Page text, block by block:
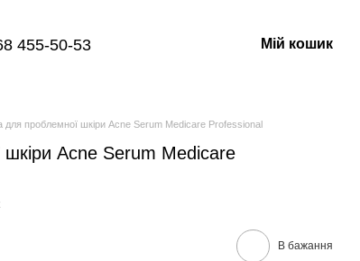
455-50-53 Мій кошик
для проблемної шкіри Acne Serum Medicare Professional
Acne Serum Medicare
В бажання